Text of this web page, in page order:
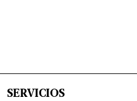
SERVICIOS